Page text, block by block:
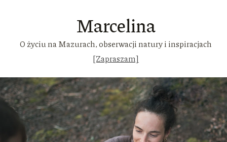
Marcelina
O życiu na Mazurach, obserwacji natury i inspiracjach
[Zapraszam]